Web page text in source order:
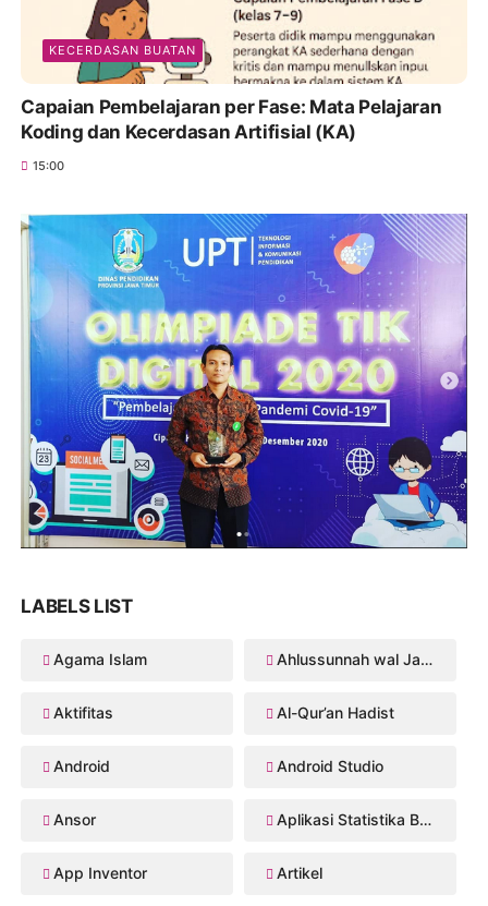
KECERDASAN BUATAN
Capaian Pembelajaran per Fase: Mata Pelajaran
Koding dan Kecerdasan Artifisial (KA)
15:00
LABELS LIST
Agama Islam Ahlussunnah wal Jama'ah
Aktifitas Al-Qur’an Hadist
Android Android Studio
Ansor Aplikasi Statistika Bayesian
App Inventor Artikel